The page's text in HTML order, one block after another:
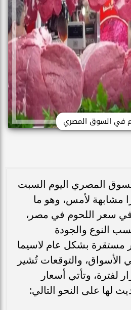
في السوق المصري
المصري اليوم السبت
2025 أسعارًا مشابهة لأمس، وهو ما
في سعر اللحوم في مصر،
النوع والجودة
مستقرة بشكل عام لاسيما
والتوقعات تُشير
لفترة، وتأتي أسعار
لها على النحو التالي: